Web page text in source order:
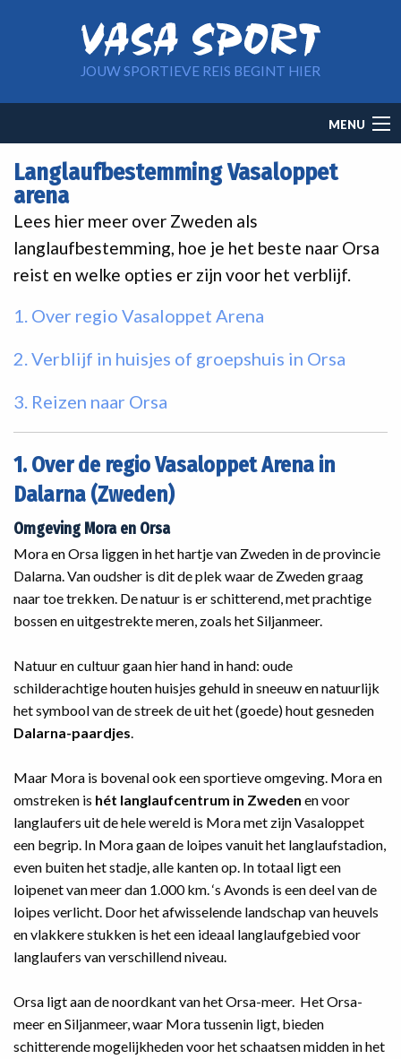
JOUW SPORTIEVE REIS BEGINT HIER
navigation
MENU
Langlaufbestemming Vasaloppet
arena
Lees hier meer over Zweden als
langlaufbestemming, hoe je het beste naar Orsa
reist en welke opties er zijn voor het verblijf.
1. Over regio Vasaloppet Arena
2. Verblijf in huisjes of groepshuis in Orsa
3. Reizen naar Orsa
1. Over de regio Vasaloppet Arena in
Dalarna (Zweden)
Omgeving Mora en Orsa
Mora en Orsa liggen in het hartje van Zweden in de provincie
Dalarna. Van oudsher is dit de plek waar de Zweden graag
naar toe trekken. De natuur is er schitterend, met prachtige
bossen en uitgestrekte meren, zoals het Siljanmeer.
Natuur en cultuur gaan hier hand in hand: oude
schilderachtige houten huisjes gehuld in sneeuw en natuurlijk
het symbool van de streek de uit het (goede) hout gesneden
Dalarna-paardjes.
Maar Mora is bovenal ook een sportieve omgeving. Mora en
omstreken is hét langlaufcentrum in Zweden en voor
langlaufers uit de hele wereld is Mora met zijn Vasaloppet
een begrip. In Mora gaan de loipes vanuit het langlaufstadion,
even buiten het stadje, alle kanten op. In totaal ligt een
loipenet van meer dan 1.000 km. ‘s Avonds is een deel van de
loipes verlicht. Door het afwisselende landschap van heuvels
en vlakkere stukken is het een ideaal langlaufgebied voor
langlaufers van verschillend niveau.
Orsa ligt aan de noordkant van het Orsa-meer. Het Orsa-
meer en Siljanmeer, waar Mora tussenin ligt, bieden
schitterende mogelijkheden voor het schaatsen midden in het